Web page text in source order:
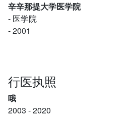
辛辛那提大学医学院
- 医学院
- 2001
行医执照
哦
2003 - 2020